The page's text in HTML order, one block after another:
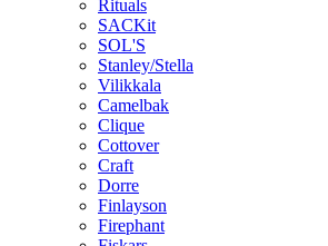
Rituals
SACKit
SOL'S
Stanley/Stella
Vilikkala
Camelbak
Clique
Cottover
Craft
Dorre
Finlayson
Firephant